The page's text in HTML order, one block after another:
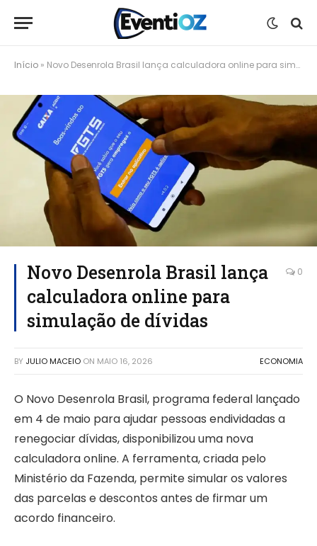
Início » Novo Desenrola Brasil lança calculadora online para simulação de dívidas
Novo Desenrola Brasil lança
calculadora online para
simulação de dívidas
0
BY JULIO MACEIO ON MAIO 16, 2026 ECONOMIA
O Novo Desenrola Brasil, programa federal lançado
em 4 de maio para ajudar pessoas endividadas a
renegociar dívidas, disponibilizou uma nova
calculadora online. A ferramenta, criada pelo
Ministério da Fazenda, permite simular os valores
das parcelas e descontos antes de firmar um
acordo financeiro.